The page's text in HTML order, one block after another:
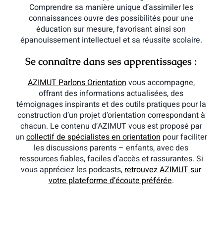
Comprendre sa manière unique d’assimiler les
connaissances ouvre des possibilités pour une
éducation sur mesure, favorisant ainsi son
épanouissement intellectuel et sa réussite scolaire.
Se connaître dans ses apprentissages :
AZIMUT Parlons Orientationvous accompagne,
offrant des informations actualisées, des
témoignages inspirants et des outils pratiques pour la
construction d’un projet d’orientation correspondant à
chacun. Le contenu d’AZIMUT vous est proposé par
uncollectif de spécialistes en orientationpour faciliter
les discussions parents – enfants, avec des
ressources fiables, faciles d’accès et rassurantes. Si
vous appréciez les podcasts,retrouvez AZIMUT sur
votre plateforme d’écoute préférée.